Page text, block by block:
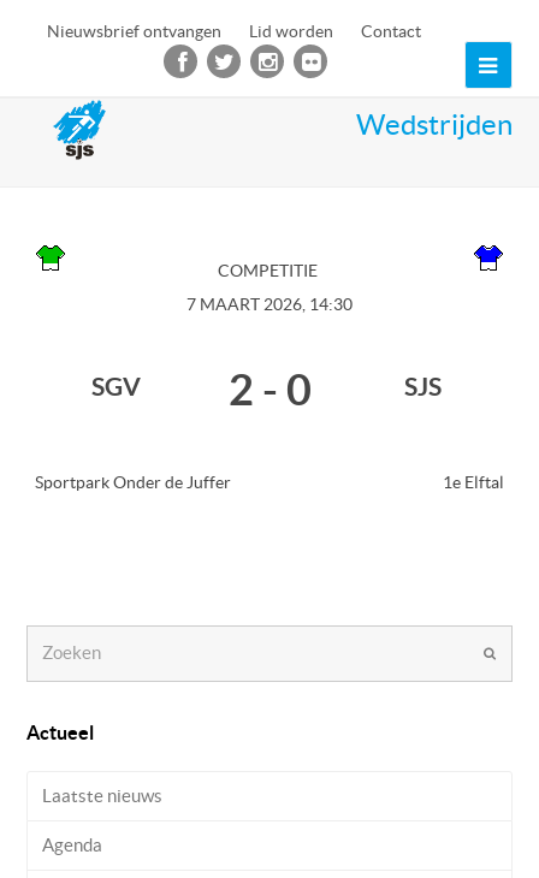
Nieuwsbrief ontvangen Lid worden Contact
Wedstrijden
COMPETITIE
7 MAART 2026, 14:30
SGV 2 - 0 SJS
Sportpark Onder de Juffer 1e Elftal
Actueel
Laatste nieuws
Agenda